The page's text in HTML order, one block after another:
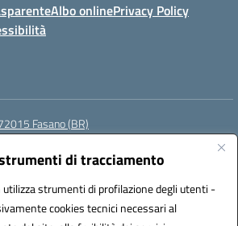
di tracciamento
strumenti di profilazione degli utenti -
cookies tecnici necessari al
Albo onlinePrivacy Policy
Fasano (BR)
(PEC):bric839004@pec.istruzione.it
Amministrazioni (IPA): istsc_bree02200r